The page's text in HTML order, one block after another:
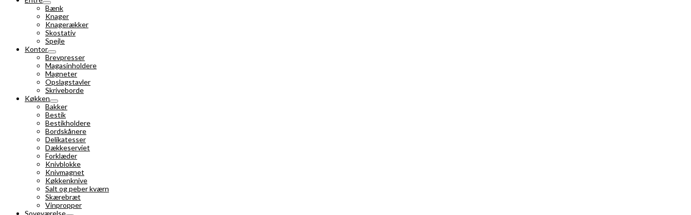
Bænk
Knager
Knagerækker
Skostativ
Spejle
Kontor
Brevpresser
Magasinholdere
Magneter
Opslagstavler
Skriveborde
Køkken
Bakker
Bestik
Bestikholdere
Bordskånere
Delikatesser
Dækkeserviet
Forklæder
Knivblokke
Knivmagnet
Køkkenknive
Salt og peber kværn
Skærebræt
Vinpropper
Soveværelse